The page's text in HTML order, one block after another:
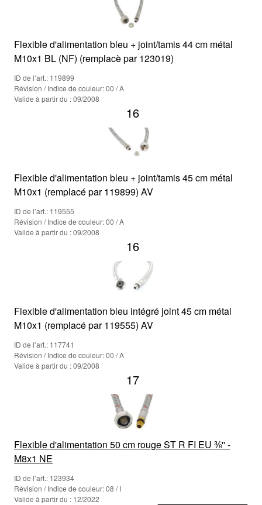
Flexible d'alimentation bleu + joint/tamis 44 cm métal
M10x1 BL (NF) (remplacè par 123019)
ID de l’art.: 119899
Révision / Indice de couleur: 00 / A
Valide à partir du : 09/2008
16
Flexible d'alimentation bleu + joint/tamis 45 cm métal
M10x1 (remplacé par 119899) AV
ID de l’art.: 119555
Révision / Indice de couleur: 00 / A
Valide à partir du : 09/2008
16
Flexible d'alimentation bleu intégré joint 45 cm métal
M10x1 (remplacé par 119555) AV
ID de l’art.: 117741
Révision / Indice de couleur: 00 / A
Valide à partir du : 09/2008
17
Flexible d'alimentation 50 cm rouge ST R FI EU ⅜'' -
M8x1 NE
ID de l’art.: 123934
Révision / Indice de couleur: 08 / I
Valide à partir du : 12/2022